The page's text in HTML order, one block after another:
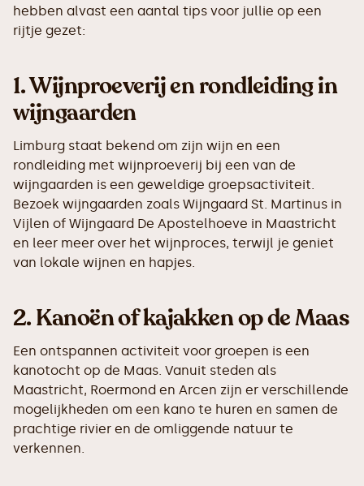
hebben alvast een aantal tips voor jullie op een
rijtje gezet:
1.Wijnproeverij en rondleiding in
wijngaarden
Limburg staat bekend om zijn wijn en een
rondleiding met wijnproeverij bij een van de
wijngaarden is een geweldige groepsactiviteit.
Bezoek wijngaarden zoals Wijngaard St. Martinus in
Vijlen of Wijngaard De Apostelhoeve in Maastricht
en leer meer over het wijnproces, terwijl je geniet
van lokale wijnen en hapjes.
2.Kanoën of kajakken op de Maas
Een ontspannen activiteit voor groepen is een
kanotocht op de Maas. Vanuit steden als
Maastricht, Roermond en Arcen zijn er verschillende
mogelijkheden om een kano te huren en samen de
prachtige rivier en de omliggende natuur te
verkennen.